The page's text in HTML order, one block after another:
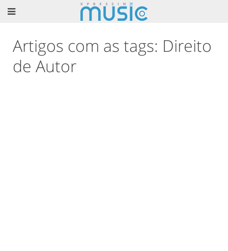
Artigos com as tags: Direito
de Autor